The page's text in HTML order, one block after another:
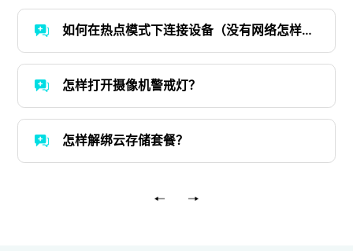
如何在热点模式下连接设备（没有网络怎样连
接）?
怎样打开摄像机警戒灯？
怎样解绑云存储套餐？